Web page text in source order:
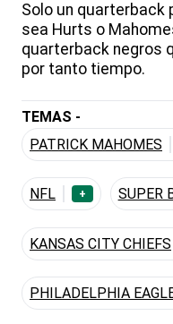
Solo un quarterback
sea Hurts o
quarterback negros
por tanto tiempo.
TEMAS -
PATRICK MAHOMES
NFL + SUPER
KANSAS CITY CHIEFS
PHILADELPHIA